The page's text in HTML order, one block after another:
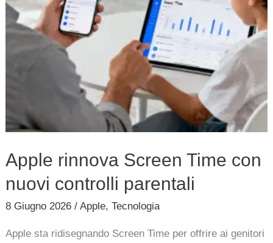
Apple rinnova Screen Time con
nuovi controlli parentali
8 Giugno 2026/Apple,Tecnologia
Apple sta ridisegnando Screen Time per offrire ai genitori
parentali